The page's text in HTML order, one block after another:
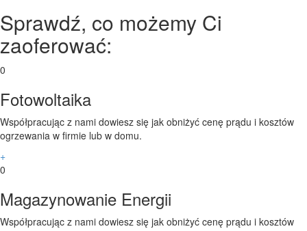
Sprawdź, co możemy Ci
zaoferować:
0
Fotowoltaika
Współpracując z nami dowiesz się jak obniżyć cenę prądu i kosztów
ogrzewania w firmie lub w domu.
+
0
Magazynowanie Energii
Współpracując z nami dowiesz się jak obniżyć cenę prądu i kosztów